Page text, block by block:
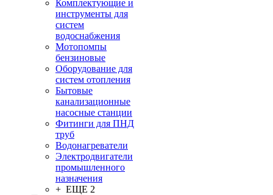
Комплектующие и
инструменты для
систем
водоснабжения
Мотопомпы
бензиновые
Оборудование для
систем отопления
Бытовые
канализационные
насосные станции
Фитинги для ПНД
труб
Водонагреватели
Электродвигатели
промышленного
назначения
+ ЕЩЕ 2